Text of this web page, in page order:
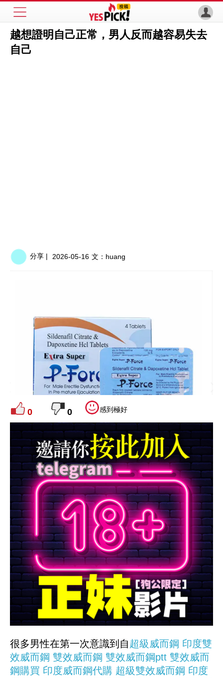
越想證明自己正常，男人反而越容易失去
自己
分享 | 2026-05-16 文： huang
0 0 感到極好
很多男性在第一次意識到自超級威而鋼 印度雙
效威而鋼 雙效威而鋼 雙效威而鋼ptt 雙效威而
鋼購買 印度威而鋼代購 超級雙效威而鋼 印度